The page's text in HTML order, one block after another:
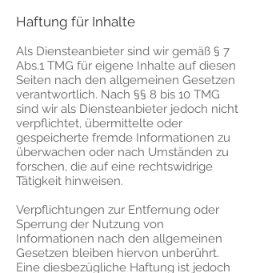
Haftung für Inhalte
Als Diensteanbieter sind wir gemäß § 7
Abs.1 TMG für eigene Inhalte auf diesen
Seiten nach den allgemeinen Gesetzen
verantwortlich. Nach §§ 8 bis 10 TMG
sind wir als Diensteanbieter jedoch nicht
verpflichtet, übermittelte oder
gespeicherte fremde Informationen zu
überwachen oder nach Umständen zu
forschen, die auf eine rechtswidrige
Tätigkeit hinweisen.
Verpflichtungen zur Entfernung oder
Sperrung der Nutzung von
Informationen nach den allgemeinen
Gesetzen bleiben hiervon unberührt.
Eine diesbezügliche Haftung ist jedoch